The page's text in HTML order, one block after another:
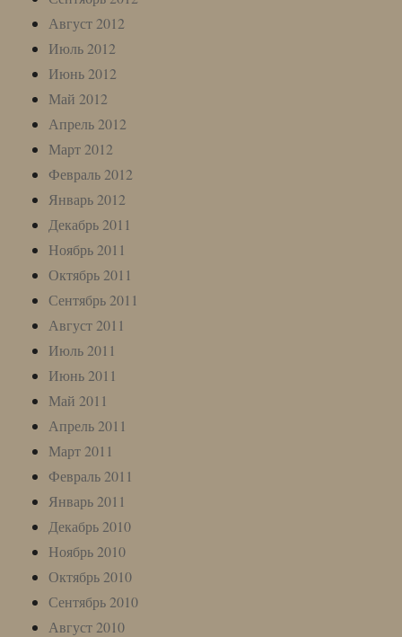
Август 2012
Июль 2012
Июнь 2012
Май 2012
Апрель 2012
Март 2012
Февраль 2012
Январь 2012
Декабрь 2011
Ноябрь 2011
Октябрь 2011
Сентябрь 2011
Август 2011
Июль 2011
Июнь 2011
Май 2011
Апрель 2011
Март 2011
Февраль 2011
Январь 2011
Декабрь 2010
Ноябрь 2010
Октябрь 2010
Сентябрь 2010
Август 2010